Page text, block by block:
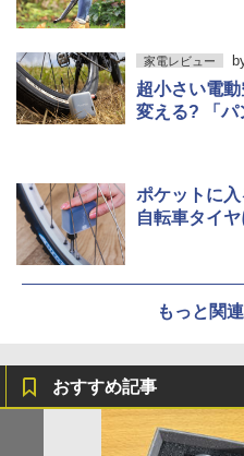
家電レビュー
超小さい電
変える? 「パ
ポケットに入
自転車タイヤ
もっと関
おすすめ記事